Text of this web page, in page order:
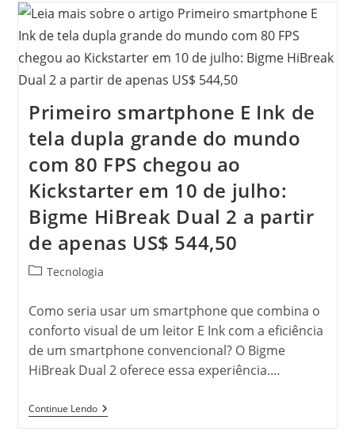
De
Porto
De
Galinhas:
O
Fenômeno
Que
O
Destino
Em
Um
Dos
Mais
Famosos
Do
Brasil
Primeiro smartphone E Ink de
tela dupla grande do mundo
com 80 FPS chegou ao
Kickstarter em 10 de julho:
Bigme HiBreak Dual 2 a partir
de apenas US$ 544,50
Categoria
post:
Tecnologia
Como seria usar um smartphone que combina o
conforto visual de um leitor E Ink com a eficiência
de um smartphone convencional? O Bigme
HiBreak Dual 2 oferece essa experiência.…
Continue LendoPrimeiro
Smartphone